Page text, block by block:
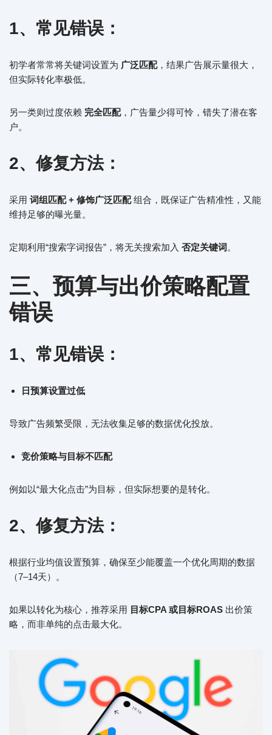
1、常见错误：
初学者常常将关键词设置为 广泛匹配，结果广告展示量很大，
但实际转化率极低。
另一类则过度依赖 完全匹配，广告量少得可怜，错失了潜在客
户。
2、修复方法：
采用 词组匹配 + 修饰广泛匹配组合，既保证广告精准性，又能
维持足够的曝光量。
定期利用“搜索字词报告”，将无关搜索加入 否定关键词 。
三、预算与出价策略配置
错误
1、常见错误：
日预算设置过低
导致广告频繁受限，无法收集足够的数据优化投放。
竞价策略与目标不匹配
例如以“最大化点击”为目标，但实际想要的是转化。
2、修复方法：
根据行业均值设置预算，确保至少能覆盖一个优化周期的数据
（7–14天）。
如果以转化为核心，推荐采用 目标CPA 或目标ROAS 出价策
略，而非单纯的点击最大化。